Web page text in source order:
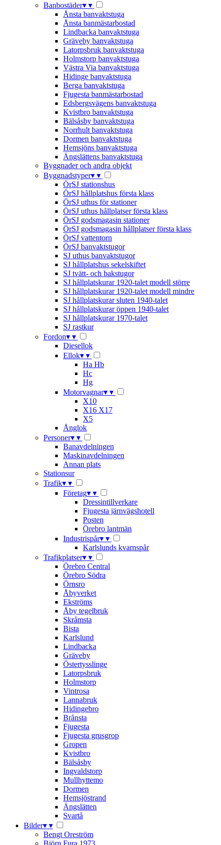
Banbostäder▾ ▾
Ånsta banvaktstuga
Ånsta banmästarbostad
Lindbacka banvaktstuga
Gräveby banvaktstuga
Latorpsbruk banvaktstuga
Holmstorp banvaktstuga
Västra Via banvaktstuga
Hidinge banvaktstuga
Berga banvaktstuga
Fjugesta banmästarbostad
Edsbergsvägens banvaktstuga
Kvistbro banvaktstuga
Bälsåsby banvaktstuga
Norrhult banvaktstuga
Dormen banvaktstuga
Hemsjöns banvaktstuga
Ängslättens banvaktstuga
Byggnader och andra objekt
Byggnadstyper▾ ▾
ÖrSJ stationshus
ÖrSJ hållplatshus första klass
ÖrSJ uthus för stationer
ÖrSJ uthus hållplatser första klass
ÖrSJ godsmagasin stationer
ÖrSJ godsmagasin hållplatser första klass
ÖrSJ vattentorn
ÖrSJ banvaktstugor
SJ uthus banvaktstugor
SJ hållplatshus sekelskiftet
SJ tvätt- och bakstugor
SJ hållplatskurar 1920-talet modell större
SJ hållplatskurar 1920-talet modell mindre
SJ hållplatskurar sluten 1940-talet
SJ hållplatskurar öppen 1940-talet
SJ hållplatskurar 1970-talet
SJ rastkur
Fordon▾ ▾
Diesellok
Ellok▾ ▾
Ha Hb
Hc
Hg
Motorvagnar▾ ▾
X10
X16 X17
X5
Ånglok
Personer▾ ▾
Banavdelningen
Maskinavdelningen
Annan plats
Stationsur
Trafik▾ ▾
Företag▾ ▾
Dressintillverkare
Fjugesta järnvägshotell
Posten
Örebro lantmän
Industrispår▾ ▾
Karlslunds kvarnspår
Trafikplatser▾ ▾
Örebro Central
Örebro Södra
Örnsro
Åbyverket
Ekströms
Åby tegelbruk
Skråmsta
Bista
Karlslund
Lindbacka
Gräveby
Östertysslinge
Latorpsbruk
Holmstorp
Vintrosa
Lannabruk
Hidingebro
Brånsta
Fjugesta
Fjugesta grusgrop
Gropen
Kvistbro
Bälsåsby
Ingvaldstorp
Mullhyttemo
Dormen
Hemsjöstrand
Ängslätten
Svartå
Bilder▾ ▾
Bengt Oreström
Björn Fura 1973